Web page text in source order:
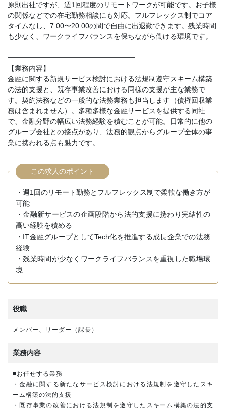
原則出社ですが、週1回程度のリモートワークが可能です。お子様
の関係などでの在宅勤務相談にも対応。フルフレックス制でコア
タイムなし、7:00〜20:00の間で自由に出退勤できます。残業時間
も少なく、ワークライフバランスを保ちながら働ける環境です。
━━━━━━━━━━━━━━━━━━
【業務内容】
金融に関する新規サービス検討における法規制遵守スキーム構築
の法的支援と、既存事業改善における同様の支援が主な業務で
す。契約法務などの一般的な法務業務も担当します（債権回収業
務は含まれません）。多種多様な金融サービスを提供する同社
で、金融分野の幅広い法務経験を積むことが可能。日常的に他の
グループ会社との接点があり、法務的観点からグループ全体の事
業に携われる点も魅力です。
この求人のポイント
・週1回のリモート勤務とフルフレックス制で柔軟な働き方が
可能
・金融新サービスの企画段階から法的支援に携わり完結性の
高い経験を積める
・IT金融グループとしてTech化を推進する成長企業での法務
経験
・残業時間が少なくワークライフバランスを重視した職場環
境
役職
メンバー、リーダー（課長）
業務内容
■お任せする業務
・金融に関する新たなサービス検討における法規制を遵守したスキ
ーム構築の法的支援
・既存事業の改善における法規制を遵守したスキーム構築の法的支